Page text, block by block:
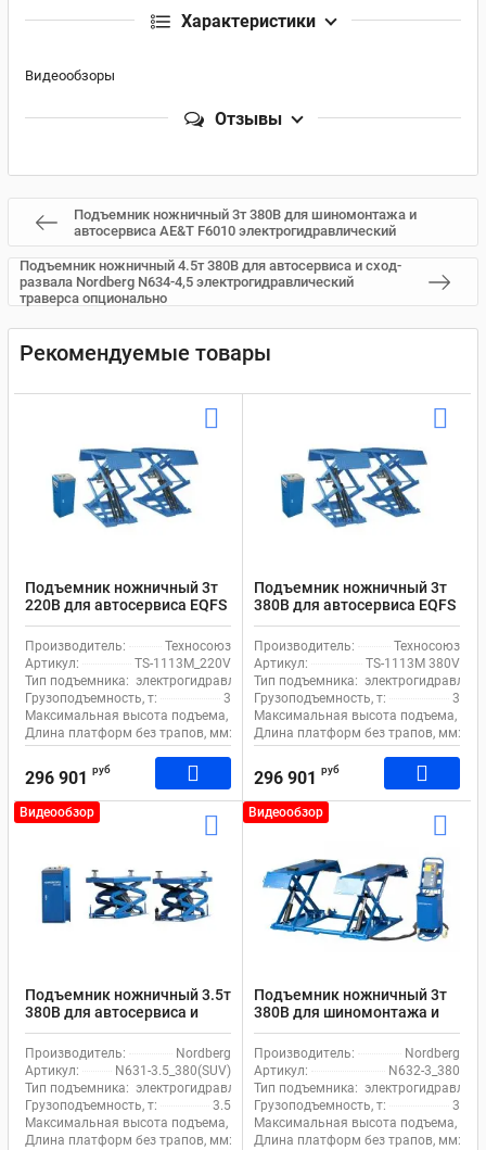
Характеристики
Видеообзоры
Отзывы
Подъемник ножничный 3т 380В для шиномонтажа и
автосервиса AE&T F6010 электрогидравлический
Подъемник ножничный 4.5т 380В для автосервиса и сход-
развала Nordberg N634-4,5 электрогидравлический
траверса опционально
Рекомендуемые товары
Подъемник ножничный 3т
220В для автосервиса EQFS
TS-1113M_220V
электрогидравлический
Производитель:
Техносоюз
Артикул:
TS-1113M_220V
Тип подъемника: электрогидравлический
Грузоподъемность, т:
3
Максимальная высота подъема, мм:
1850
Длина платформ без трапов, мм:
1450
296 901 руб
Подъемник ножничный 3т
380В для автосервиса EQFS
TS-1113M 380V
электрогидравлический
Производитель:
Техносоюз
Артикул:
TS-1113M 380V
Тип подъемника:
Грузоподъемность, т:
3
Максимальная высота подъема, мм:
Длина платформ без трапов, мм:
296 901 руб
Видеообзор
Подъемник ножничный 3.5т
380В для автосервиса и
сход-развала Nordberg
N631-3.5_380(SUV)
электрогидравлический с
проставками
Производитель:
Nordberg
Артикул:
N631-3.5_380(SUV)
Тип подъемника: электрогидравлический
Грузоподъемность, т:
3.5
Максимальная высота подъема, мм:
2407
Длина платформ без трапов, мм:
1450
Видеообзор
Подъемник ножничный 3т
380В для шиномонтажа и
автосервиса Nordberg N632-
3_380
электрогидравлический
передвижной
Производитель:
Nordberg
Артикул:
N632-3_380
Тип подъемника:
Грузоподъемность, т:
3
Максимальная высота подъема, мм:
Длина платформ без трапов, мм: